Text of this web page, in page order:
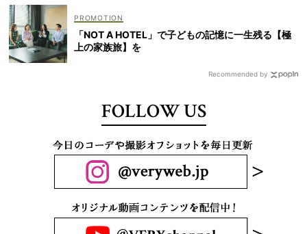
「NOT A HOTEL」で子どもの記憶に一生残る【極
上の家族旅】を
Recommended by
FOLLOW US